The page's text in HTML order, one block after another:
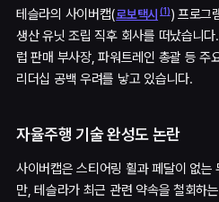
테슬라의 사이버캡(로보택시 (1)) 프로그
생산 유닛 조립 직후 회사를 떠났습니
럽 판매 부사장, 파워트레인 총괄 등 주
리더십 공백 우려를 낳고 있습니다.
자율주행 기술 완성도 논란
사이버캡은 스티어링 휠과 페달이 없는
만, 테슬라가 최근 관련 약속을 철회하